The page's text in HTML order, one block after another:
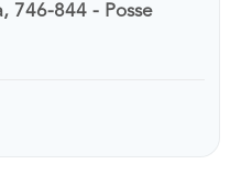
746-844 - Posse